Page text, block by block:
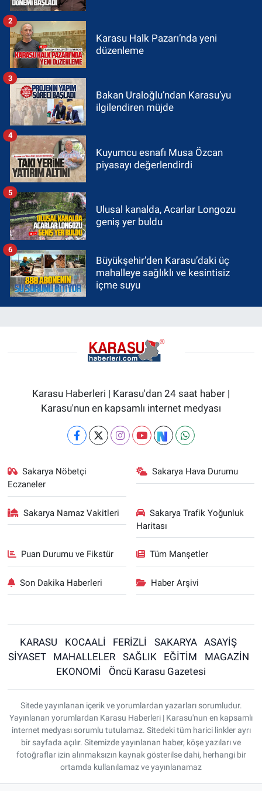
Karasu Halk Pazarı’nda yeni
düzenleme
2
Bakan Uraloğlu’ndan Karasu’yu
ilgilendiren müjde
3
Kuyumcu esnafı Musa Özcan
piyasayı değerlendirdi
4
Ulusal kanalda, Acarlar Longozu
geniş yer buldu
5
Büyükşehir’den Karasu’daki üç
mahalleye sağlıklı ve kesintisiz
içme suyu
6
Karasu Haberleri | Karasu'dan 24 saat haber |
Karasu'nun en kapsamlı internet medyası
Sakarya Nöbetçi
Eczaneler
Sakarya Hava Durumu
Sakarya Namaz Vakitleri
Sakarya Trafik Yoğunluk
Haritası
Puan Durumu ve Fikstür Tüm Manşetler
Son Dakika Haberleri Haber Arşivi
KARASU KOCAALİ FERİZLİ SAKARYA
ASAYİŞ
SİYASET
MAHALLELER SAĞLIK EĞİTİM
MAGAZİN
EKONOMİ
Öncü Karasu Gazetesi
Sitede yayınlanan içerik ve yorumlardan yazarları sorumludur.
Yayınlanan yorumlardan Karasu Haberleri | Karasu'nun en kapsamlı
internet medyası sorumlu tutulamaz. Sitedeki tüm harici linkler ayrı
bir sayfada açılır. Sitemizde yayınlanan haber, köşe yazıları ve
fotoğraflar izin alınmaksızın kaynak gösterilse dahi, herhangi bir
ortamda kullanılamaz ve yayınlanamaz